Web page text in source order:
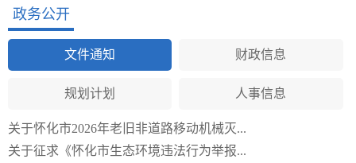
政务公开
文件通知 财政信息
规划计划 人事信息
关于怀化市2026年老旧非道路移动机械灭...
关于征求《怀化市生态环境违法行为举报...